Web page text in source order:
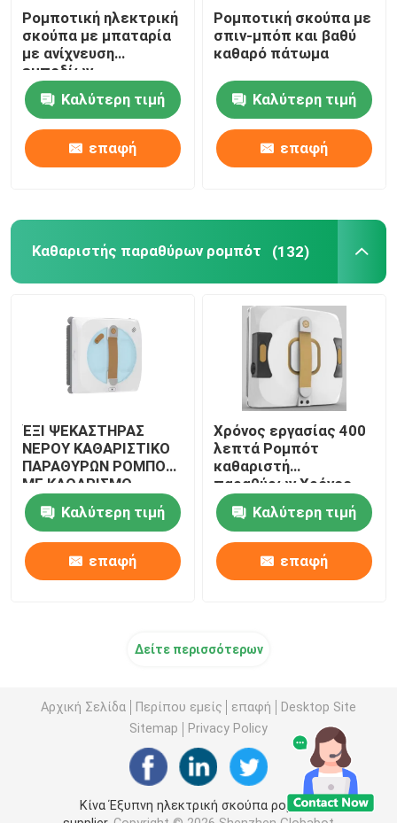
Ρομποτική ηλεκτρική
σκούπα με μπαταρία
με ανίχνευση
εμποδίων
Καλύτερη τιμή
επαφή
Ρομποτική σκούπα με
σπιν-μπόπ και βαθύ
καθαρό πάτωμα
Καλύτερη τιμή
επαφή
Καθαριστής παραθύρων ρομπότ (132)
ΈΞΙ ΨΕΚΑΣΤΗΡΑΣ
ΝΕΡΟΥ ΚΑΘΑΡΙΣΤΙΚΟ
ΠΑΡΑΘΥΡΩΝ ΡΟΜΠΟΤ
ΜΕ ΚΑΘΑΡΙΣΜΟ
ΓΩΝΙΩΝ
Καλύτερη τιμή
επαφή
Χρόνος εργασίας 400
λεπτά Ρομπότ
καθαριστή
παραθύρων Χρόνος
φόρτισης 3 ώρες
Καλύτερη τιμή
επαφή
Δείτε περισσότερων
Αρχική Σελίδα Περίπου εμείς επαφή
Desktop Site
Sitemap
Privacy Policy
Κίνα Έξυπνη ηλεκτρική σκούπα ρομπότ